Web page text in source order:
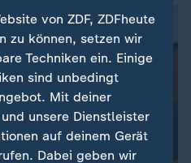
von ZDF, ZDFheute
zu können, setzen wir
Techniken ein. Einige
sind unbedingt
Mit deiner
unsere Dienstleister
auf deinem Gerät
Dabei geben wir